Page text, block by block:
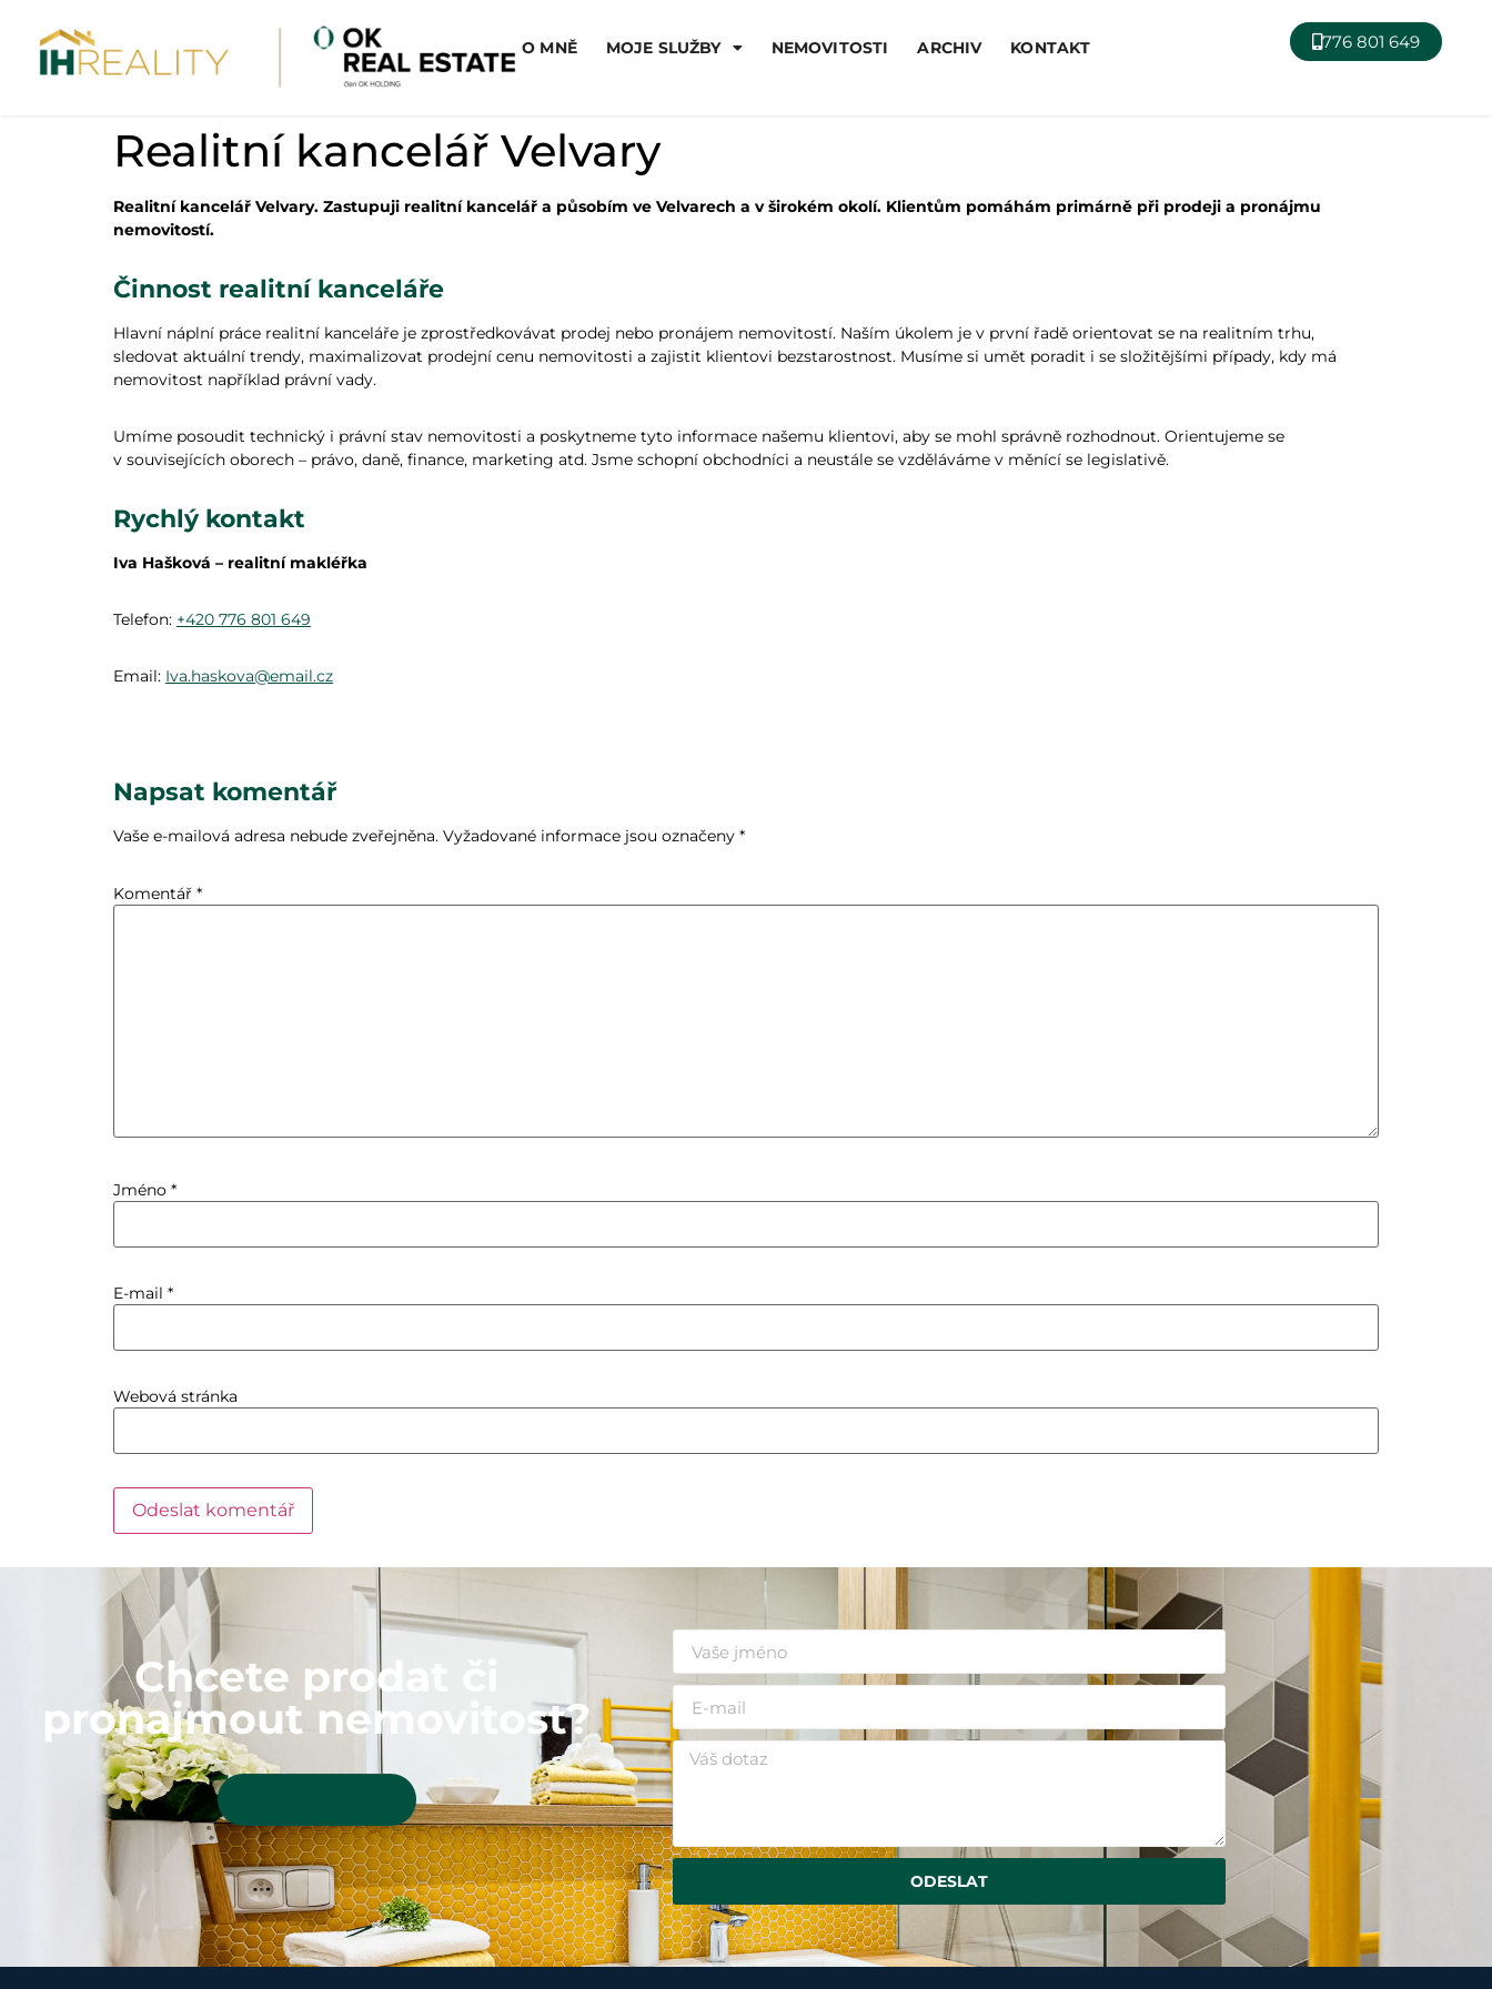
O MNĚ MOJE SLUŽBY NEMOVITOSTI ARCHIV KONTAKT 776 801 649
Realitní kancelář Velvary
Realitní kancelář Velvary. Zastupuji realitní kancelář a působím ve Velvarech a v širokém okolí. Klientům pomáhám primárně při prodeji a pronájmu
nemovitostí.
Činnost realitní kanceláře
Hlavní náplní práce realitní kanceláře je zprostředkovávat prodej nebo pronájem nemovitostí. Naším úkolem je v první řadě orientovat se na realitním trhu,
sledovat aktuální trendy, maximalizovat prodejní cenu nemovitosti a zajistit klientovi bezstarostnost. Musíme si umět poradit i se složitějšími případy, kdy má
nemovitost například právní vady.
Umíme posoudit technický i právní stav nemovitosti a poskytneme tyto informace našemu klientovi, aby se mohl správně rozhodnout. Orientujeme se
v souvisejících oborech – právo, daně, finance, marketing atd. Jsme schopní obchodníci a neustále se vzděláváme v měnící se legislativě.
Rychlý kontakt
Iva Hašková – realitní makléřka
Telefon: +420 776 801 649
Email: Iva.haskova@email.cz
Napsat komentář
Vaše e-mailová adresa nebude zveřejněna. Vyžadované informace jsou označeny *
Komentář *
Jméno *
E-mail *
Webová stránka
Chcete prodat či
pronajmout nemovitost?
ODESLAT